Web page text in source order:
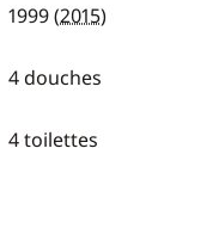
1999 (2015)
4 douches
4 toilettes